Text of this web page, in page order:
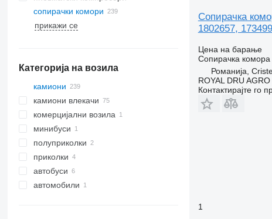
сопирачки комори
прикажи се
Категорија на возила
камиони
камиони влекачи
комерцијални возила
минибуси
полуприколки
приколки
автобуси
автомобили
Сопирачка
1802657,
Цена на барање
Сопирачка комора
Романија,
ROYAL DRU AGRO
Контактирајте го
1